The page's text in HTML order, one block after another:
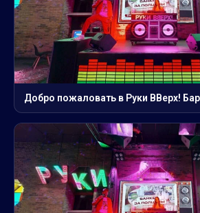
Добро пожаловать в Руки ВВерх!